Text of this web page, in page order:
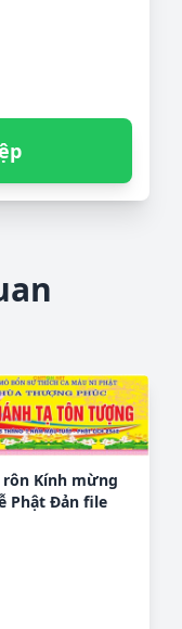
rôn Kính mừng
Phật Đản file